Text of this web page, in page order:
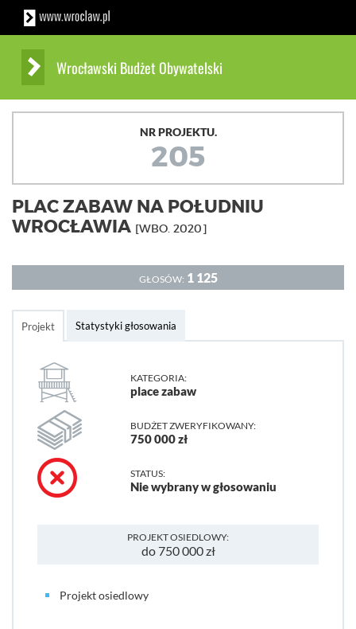
Wrocławski Budżet Obywatelski
NR PROJEKTU.
205
PLAC ZABAW NA POŁUDNIU
WROCŁAWIA [WBO. 2020]
GŁOSÓW: 1 125
Projekt Statystyki głosowania
KATEGORIA:
place zabaw
BUDŻET ZWERYFIKOWANY:
750 000 zł
STATUS:
Nie wybrany w głosowaniu
PROJEKT OSIEDLOWY:
do 750 000 zł
Projekt osiedlowy